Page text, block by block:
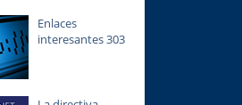
Enlaces
interesantes 303